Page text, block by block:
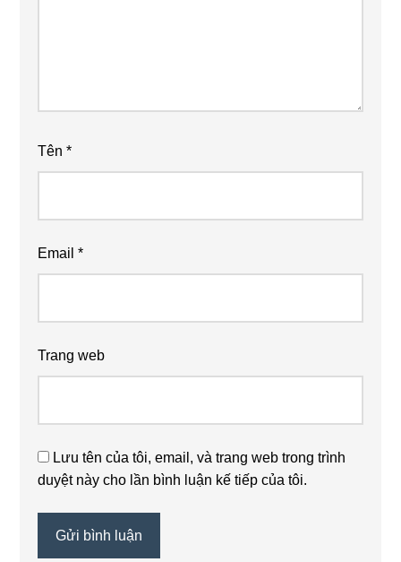
Tên*
Email*
Trang web
Lưu tên của tôi, email, và trang web trong trình
duyệt này cho lần bình luận kế tiếp của tôi.